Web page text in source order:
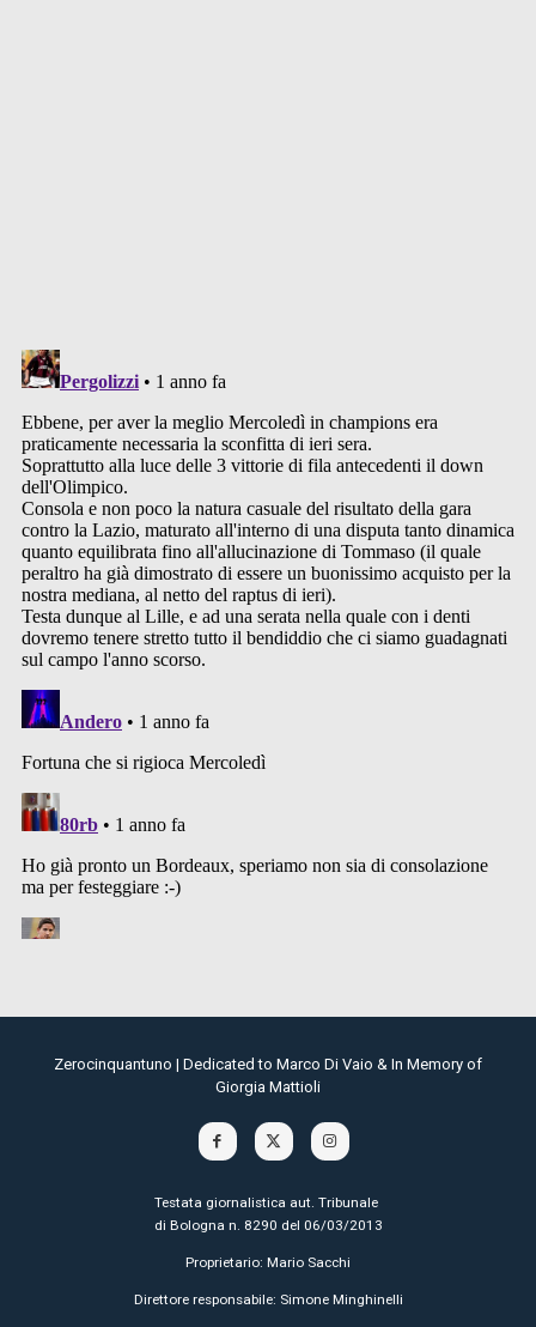
Zerocinquantuno | Dedicated to Marco Di Vaio & In Memory of
Giorgia Mattioli
Testata giornalistica aut. Tribunale
di Bologna n. 8290 del 06/03/2013
Proprietario: Mario Sacchi
Direttore responsabile: Simone Minghinelli